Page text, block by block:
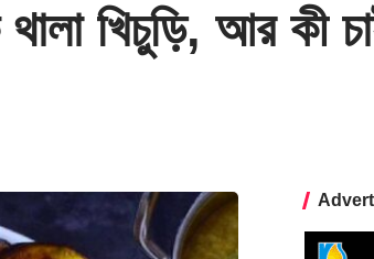
খিচুড়ি, আর কী